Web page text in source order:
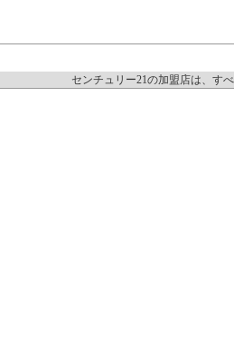
センチュリー21の加盟店は、す